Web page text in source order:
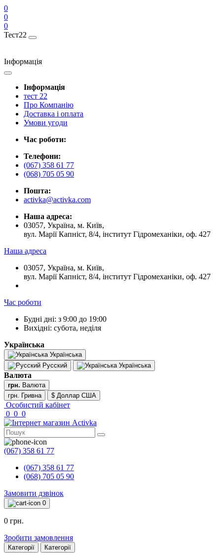
0
0
0
Тест22
Інформація
Інформація
тест 22
Про Компанію
Доставка і оплата
Умови угоди
Час роботи:
Телефони:
(067) 358 61 77
(068) 705 05 90
Пошта:
activka@activka.com
Наша адреса:
03057, Україна, м. Київ,
вул. Марії Капніст, 8/4, інститут Гідромеханіки, оф. 427
Наша адреса
03057, Україна, м. Київ,
вул. Марії Капніст, 8/4, інститут Гідромеханіки, оф. 427
Час роботи
Будні дні: з 9:00 до 19:00
Вихідні: субота, неділя
Українська
Українська
Русский
Українська
Валюта
грн. Валюта
грн. Гривна
$ Доллар США
Особистий кабінет
0 0 0
(067) 358 61 77
(067) 358 61 77
(068) 705 05 90
Замовити дзвінок
0
0 грн.
Зробити замовлення
Категорії Категорії